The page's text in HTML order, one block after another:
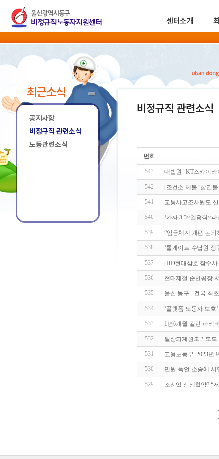
센터소개
최근소식
공지사항
비정규직 관련소식
노동관련소식
비정규직 관련소식
543 대법원 "KT스카이
542 [조선소 체불 ‘빨간
541 교통사고조사원도
540 ‘가짜 3.3×일용직×
539 “임금체계 개편 논
538 ‘톨게이트 수납원
537 [HD현대삼호 잠수
536 현대제철 순천공장
535 울산 동구, ‘전국 최
534 ‘플랫폼 노동자 보
533 1년6개월 걸린 파리
532 일산퇴계원고속도
531 고용노동부. 2023년
530 민원·폭언·소송에
529 조선업 상생협약? “